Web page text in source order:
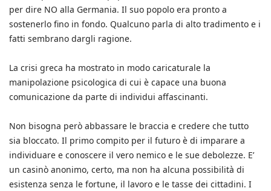
per dire NO alla Germania. Il suo popolo era pronto a
sostenerlo fino in fondo. Qualcuno parla di alto tradimento e i
fatti sembrano dargli ragione.
La crisi greca ha mostrato in modo caricaturale la
manipolazione psicologica di cui è capace una buona
comunicazione da parte di individui affascinanti.
Non bisogna però abbassare le braccia e credere che tutto
sia bloccato. Il primo compito per il futuro è di imparare a
individuare e conoscere il vero nemico e le sue debolezze. E’
un casinò anonimo, certo, ma non ha alcuna possibilità di
esistenza senza le fortune, il lavoro e le tasse dei cittadini. I